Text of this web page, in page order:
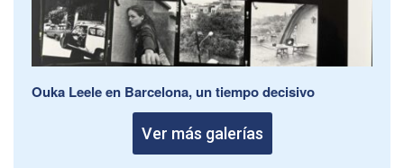
Ouka Leele en Barcelona, un tiempo decisivo
Ver más galerías